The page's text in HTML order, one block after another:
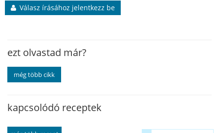
Válasz írásához jelentkezz be
ezt olvastad már?
még több cikk
kapcsolódó receptek